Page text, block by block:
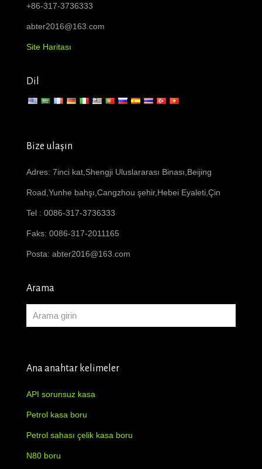
+86-317-3736333
abter2016@163.com
Site Haritası
Dil
Bize ulaşın
Adres: 7inci kat,Shengji Uluslararası Binası,Beijing
Road,Yunhe bahşı,Cangzhou şehir,Hebei Eyaleti,Çin
Tel : 0086-317-3736333
Faks: 0086-317-2011165
Posta: abter2016@163.com
Arama
Ana anahtar kelimeler
API sorunsuz kasa
Petrol kasa boru
Petrol sahası çelik kasa boru
N80 boru